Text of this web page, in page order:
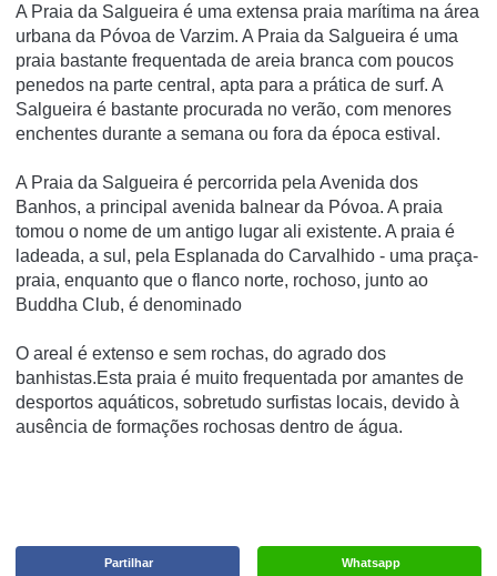
A Praia da Salgueira é uma extensa praia marí­tima na área
urbana da Póvoa de Varzim. A Praia da Salgueira é uma
praia bastante frequentada de areia branca com poucos
penedos na parte central, apta para a prática de surf. A
Salgueira é bastante procurada no verão, com menores
enchentes durante a semana ou fora da época estival.
A Praia da Salgueira é percorrida pela Avenida dos
Banhos, a principal avenida balnear da Póvoa. A praia
tomou o nome de um antigo lugar ali existente. A praia é
ladeada, a sul, pela Esplanada do Carvalhido - uma praça-
praia, enquanto que o flanco norte, rochoso, junto ao
Buddha Club, é denominado
O areal é extenso e sem rochas, do agrado dos
banhistas.Esta praia é muito frequentada por amantes de
desportos aquáticos, sobretudo surfistas locais, devido à
ausência de formações rochosas dentro de água.
Whatsapp
Partilhar